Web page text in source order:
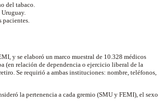
del tabaco.
y se elaboró un marco muestral de 10.328 médicos
(en relación de dependencia o ejercicio liberal de la
Se requirió a ambas instituciones: nombre, teléfonos,
la pertenencia a cada gremio (SMU y FEMI), el sexo